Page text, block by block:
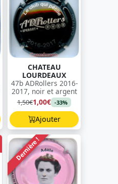
CHATEAU
LOURDEAUX
47b ADRollers 2016-
2017, noir et argent
1,50€1,00€ -33%
Ajouter
Dernière !